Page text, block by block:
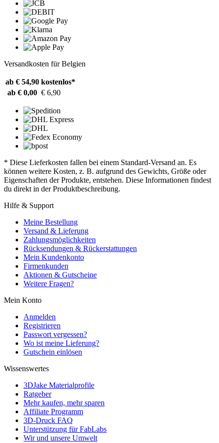
Versandkosten für Belgien
ab € 54,90 kostenlos*
ab € 0,00 € 6,90
* Diese Lieferkosten fallen bei einem Standard-Versand an. Es
können weitere Kosten, z. B. aufgrund des Gewichts, Größe oder
Eigenschaften der Produkte, entstehen. Diese Informationen findest
du direkt in der Produktbeschreibung.
Hilfe & Support
Meine Bestellung
Versand & Lieferung
Zahlungsmöglichkeiten
Rücksendungen & Rückerstattungen
Mein Kundenkonto
Firmenkunden
Aktionen & Gutscheine
Weitere Fragen?
Mein Konto
Anmelden
Registrieren
Passwort vergessen?
Wo ist meine Lieferung?
Gutschein einlösen
Wissenswertes
3DJake Materialprofile
Ratgeber
Mehr kaufen, mehr sparen
Affiliate Programm
3D-Druck FAQ
Unterstützung für FabLabs
Wir und unsere Umwelt